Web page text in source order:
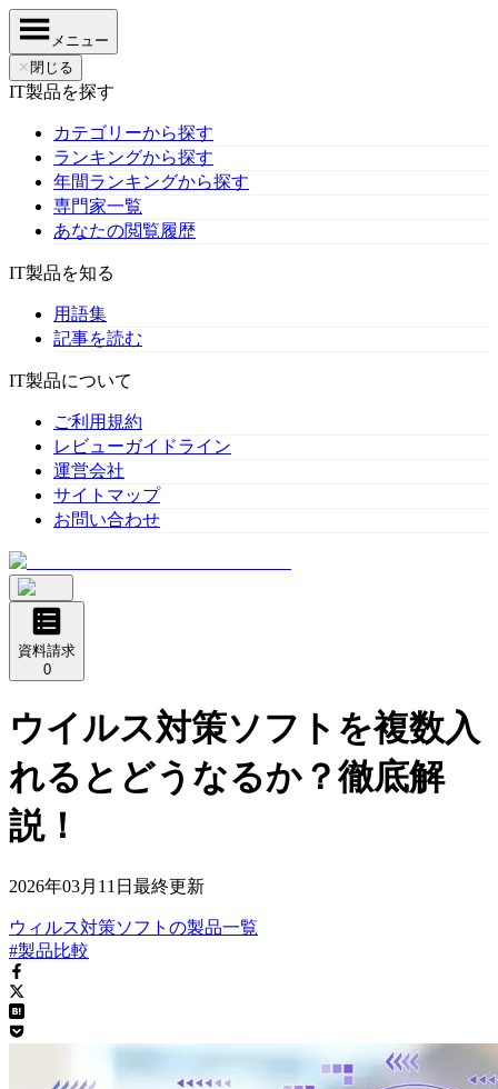
メニュー
✕ 閉じる
IT製品を探す
カテゴリーから探す
ランキングから探す
年間ランキングから探す
専門家一覧
あなたの閲覧履歴
IT製品を知る
用語集
記事を読む
IT製品について
ご利用規約
レビューガイドライン
運営会社
サイトマップ
お問い合わせ
資料請求
0
ウイルス対策ソフトを複数入
れるとどうなるか？徹底解
説！
2026年03月11日 最終更新
ウィルス対策ソフト の製品一覧
#製品比較